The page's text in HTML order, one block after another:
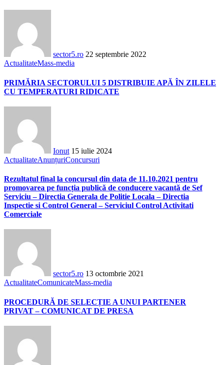
sector5.ro 22 septembrie 2022
ActualitateMass-media
PRIMĂRIA SECTORULUI 5 DISTRIBUIE APĂ ÎN ZILELE
CU TEMPERATURI RIDICATE
Ionut 15 iulie 2024
ActualitateAnunțuriConcursuri
Rezultatul final la concursul din data de 11.10.2021 pentru
promovarea pe funcția publică de conducere vacantă de Sef
Serviciu – Directia Generala de Politie Locala – Directia
Inspectie si Control General – Serviciul Control Activitati
Comerciale
sector5.ro 13 octombrie 2021
ActualitateComunicateMass-media
PROCEDURĂ DE SELECȚIE A UNUI PARTENER
PRIVAT – COMUNICAT DE PRESA